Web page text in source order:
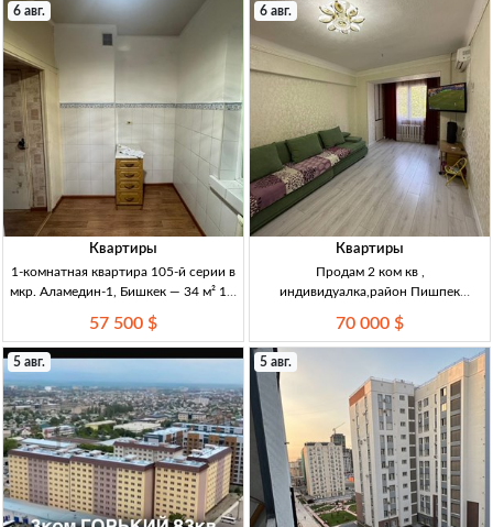
6 авг.
Квартиры
1-комнатная квартира 105-й серии в
мкр. Аламедин-1, Бишкек — 34 м² 1-к
Аламедин-1, ц/о, св/газ/вода, с/у
совм., частичный ремонт,
57 500 $
6 авг.
Квартиры
Продам 2 ком кв ,
индивидуалка,район Пишпек
70 000 $
5 авг. 5 авг.